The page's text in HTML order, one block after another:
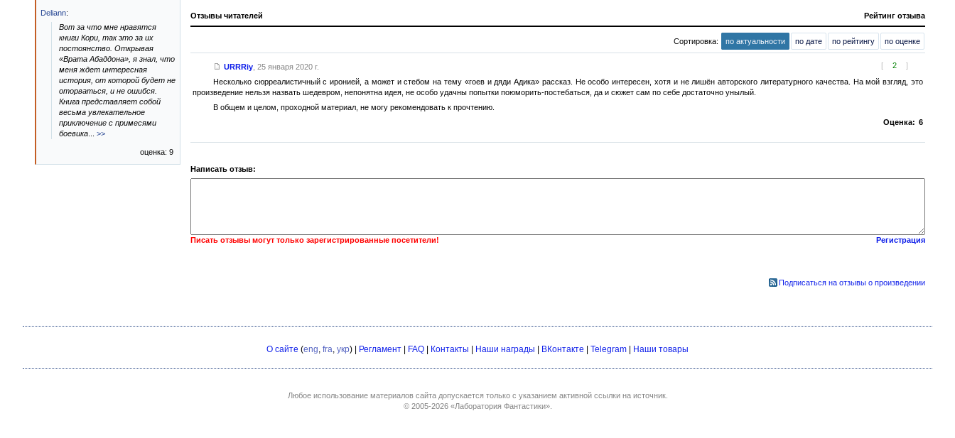
Отзывы читателей Рейтинг отзыва
Сортировка: по актуальности по дате по рейтингу по оценке
[ 2 ]
URRRiy, 25 января 2020 г.
Несколько сюрреалистичный с иронией, а может и стебом на тему «гоев и дяди Адика» рассказ. Не особо интересен, хотя и не лишён авторского литературного качества. На мой взгляд, это
произведение нельзя назвать шедевром, непонятна идея, не особо удачны попытки поюморить-постебаться, да и сюжет сам по себе достаточно унылый.
В общем и целом, проходной материал, не могу рекомендовать к прочтению.
Оценка: 6
Написать отзыв:
Писать отзывы могут только зарегистрированные посетители! Регистрация
Подписаться на отзывы о произведении
Deliann:
Вот за что мне нравятся
книги Кори, так это за их
постоянство. Открывая
«Врата Абаддона», я знал, что
меня ждет интересная
история, от которой будет не
оторваться, и не ошибся.
Книга представляет собой
весьма увлекательное
приключение с примесями
боевика
>>
оценка: 9
О сайте (eng, fra, укр) | Регламент FAQ Контакты Наши награды ВКонтакте Telegram Наши товары
Любое использование материалов сайта допускается только с указанием активной ссылки на источник.
© 2005-2026 «Лаборатория Фантастики».